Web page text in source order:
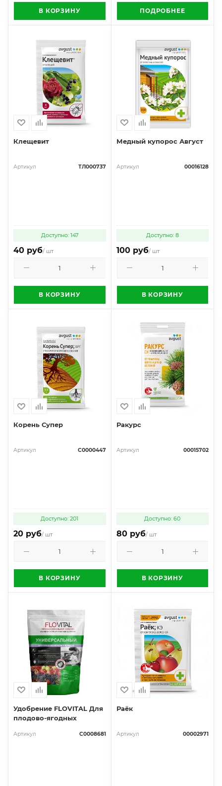
В КОРЗИНУ ПОДРОБНЕЕ
Клещевит
Артикул ТЛ000737
Доступно: 147
40 руб/ шт
В КОРЗИНУ
Медный купорос Август
Артикул 00016128
Доступно: 8
100 руб/ шт
В КОРЗИНУ
Корень Супер
Артикул С0000447
Доступно: 201
20 руб/ шт
В КОРЗИНУ
Ракурс
Артикул 00015702
Доступно: 60
80 руб/ шт
В КОРЗИНУ
Удобрение FLOVITAL Для
плодово-ягодных
Артикул С0008681
Раёк
Артикул 00002971